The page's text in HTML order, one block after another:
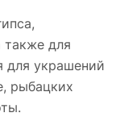
также для
для украшений
рыбацких